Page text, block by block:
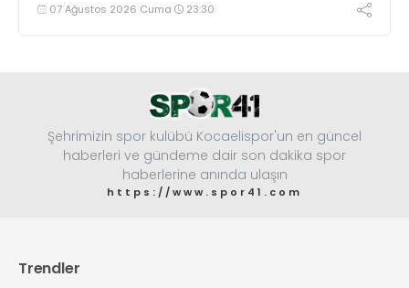
07 Ağustos 2026 Cuma 23:30
Şehrimizin spor kulübü Kocaelispor'un en güncel
haberleri ve gündeme dair son dakika spor
haberlerine anında ulaşın
https://www.spor41.com
Trendler